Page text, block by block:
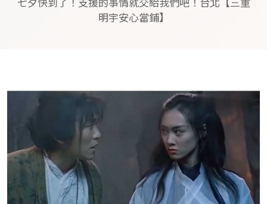
七夕快到了！支援的事情就交給我們吧！台北【三重
明宇安心當鋪】